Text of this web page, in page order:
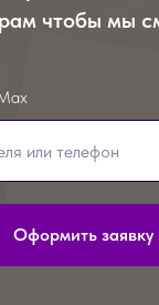
чтобы мы
Оформить заявку